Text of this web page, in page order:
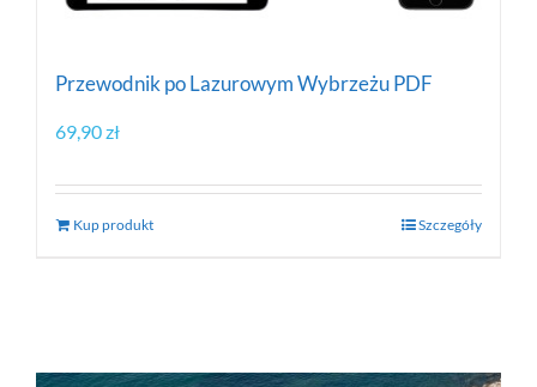
Przewodnik po Lazurowym Wybrzeżu PDF
69,90zł
Kup produkt Szczegóły